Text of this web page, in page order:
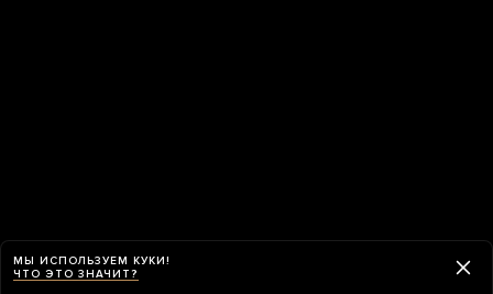
МЫ ИСПОЛЬЗУЕМ КУКИ!
ЧТО ЭТО ЗНАЧИТ?